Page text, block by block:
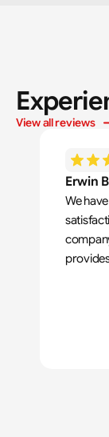
View all reviews
Erwin
We